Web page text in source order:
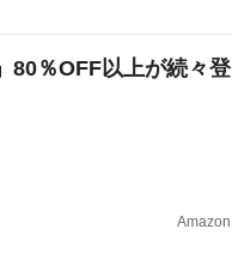
80％OFF以上が続々登
Amazon